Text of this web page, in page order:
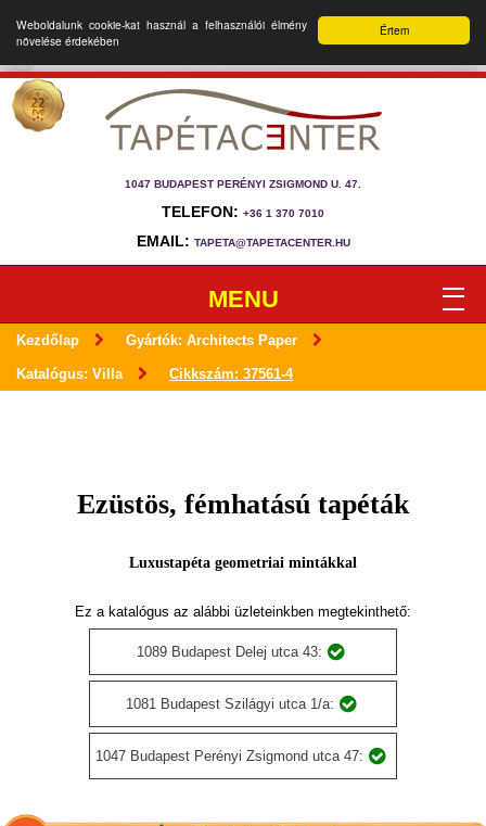
Értem
Weboldalunk cookie-kat használ a felhasználói élmény
növelése érdekében
1047 BUDAPEST PERÉNYI ZSIGMOND U. 47.
TELEFON: +36 1 370 7010
EMAIL: TAPETA@TAPETACENTER.HU
MENU
Kezdőlap Gyártók: Architects Paper
Katalógus: Villa Cikkszám: 37561-4
Ezüstös, fémhatású tapéták
Luxustapéta geometriai mintákkal
Ez a katalógus az alábbi üzleteinkben megtekinthető:
1089 Budapest Delej utca 43:
1081 Budapest Szilágyi utca 1/a:
1047 Budapest Perényi Zsigmond utca 47: